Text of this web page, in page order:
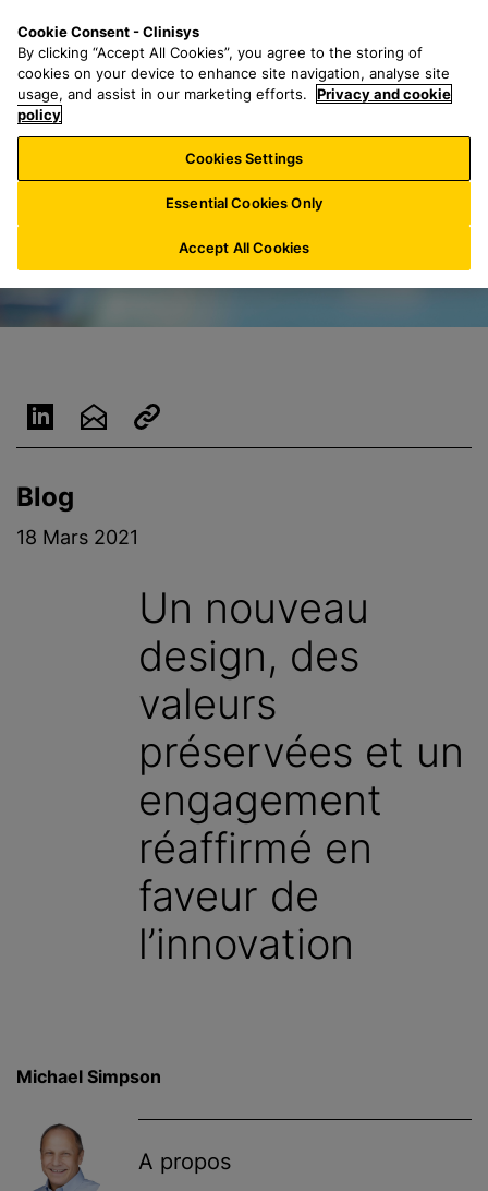
e
a
r
h
f
o
:
n
u
Blog
18 Mars 2021
Un nouveau
design, des
valeurs
préservées et un
engagement
réaffirmé en
faveur de
l’innovation
Michael Simpson
A propos
Cookie Consent - Clinisys
By clicking “Accept All Cookies”, you agree to the storing of
cookies on your device to enhance site navigation, analyse site
usage, and assist in our marketing efforts.
Privacy and cookie
policy
Cookies Settings
Essential Cookies Only
Accept All Cookies